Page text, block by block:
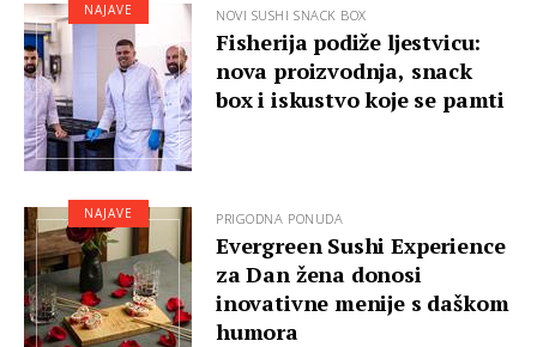
NOVI SUSHI SNACK BOX
Fisherija podiže ljestvicu:
nova proizvodnja, snack
box i iskustvo koje se pamti
NAJAVE
PRIGODNA PONUDA
Evergreen Sushi Experience
za Dan žena donosi
inovativne menije s daškom
humora
NAJAVE